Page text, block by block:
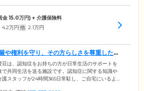
金15.0万円) + 介護保険料
4.2万円 他 2.1万円
や権利を守り、その方らしさを尊重したケ
荘は、認知症をお持ちの方が日常生活のサポートを
で共同生活を送る施設です。認知症に関する知識や
スタッフが24時間365日常駐し、ご自宅にいるよう